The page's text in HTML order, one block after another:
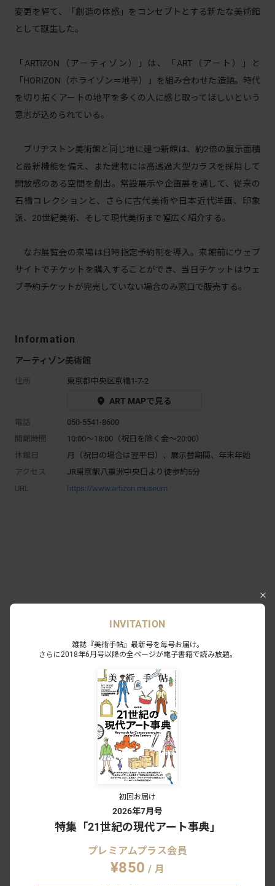
変更を経て、「創造の体感」をコンセプトとする新たな美術館
として誕生した。
「ARTIZON（アーティゾン）」は、「ART（アート）」と
「HORIZON（ホライゾン＝地平）」を組み合わせた造語。時代
を切り拓くアートの地平を多くの人に感じ取ってほしいという
意志が込められている。
ブリヂストン美術館と同じ地に建つ新館は、約2倍の展示面積
と最新機能を備え、また建物には高透過大型ガラスを採用して
開放感のある空間を創出。常設展示や企画展を通して、従来の
石橋コレクションと、さらに古代美術や日本近代洋画、印象
派、20世紀美術、そして現代美術まで幅広く紹介する。
なお展覧会の来場は日時指定予約制を導入。来館前にウェブ
サイトでチケットを購入することができ、当日チケットはウェ
ブ予約チケットが完売していない場合のみ窓口で販売する。
Information
アーティゾン美術館
住所 東京都中央区京橋1-7-2
ART MAPで見る
電話
050-5541-8600
開館時間
10:00～18:00（祝日を除く金〜20:00）
休館日
月（祝日の場合は翌平日）、展示替期間、年末年始
アクセス
JR東京駅八重洲中央口より徒歩約5分
URL
https://www.artizon.museum
エットレ・ソットサス —魔法がはじま
るとき、デザインは生まれる
アーティゾン美術館｜丸の内 - 銀座｜東京
2026.06.23 - 10.04
瀧口修造 書くことと描くこと
アーティゾン美術館｜丸の内 - 銀座｜東京
2026.06.23 - 10.04
アーティゾン美術館｜丸の内 - 銀座｜東京
INVITATION
雑誌『美術手帖』最新号を毎号お届け。
さらに2018年6月号以降の全ページが電子書籍で読み放題。
初回お届け
2026年7月号
特集「21世紀の現代アート事典」
プレミアムプラス会員
¥850 / 月